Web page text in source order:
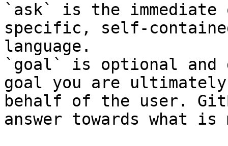
`ask` is the
specific, self-
language.
`goal` is optional and
goal you are
behalf of the user.
answer towards what